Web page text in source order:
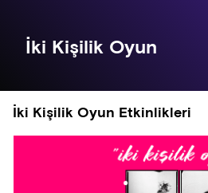
İki Kişilik Oyun
İki Kişilik Oyun Etkinlikleri